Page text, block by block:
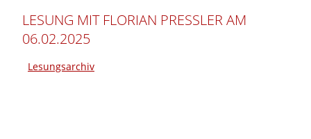
LESUNG MIT FLORIAN PRESSLER AM
06.02.2025
Lesungsarchiv